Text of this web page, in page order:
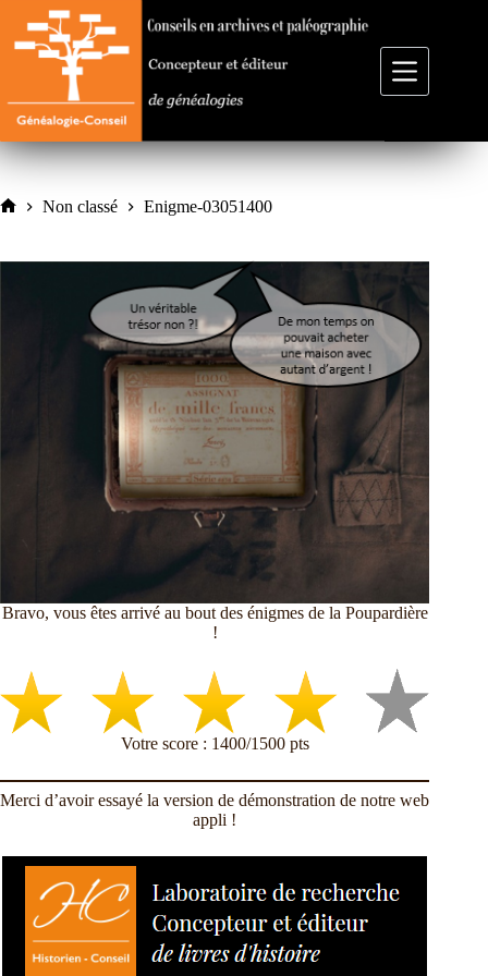
contenu
Non classé Enigme-03051400
Bravo, vous êtes arrivé au bout des énigmes de la Poupardière
!
Votre score : 1400/1500 pts
Merci d’avoir essayé la version de démonstration de notre web
appli !